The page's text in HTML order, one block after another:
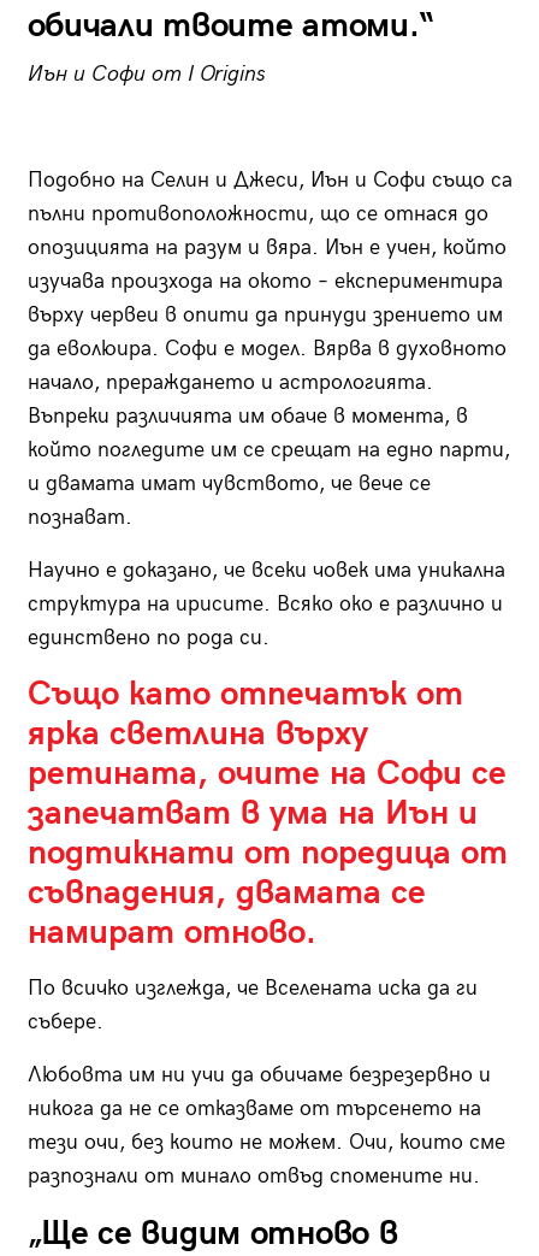
обичали твоите атоми.“
Иън и Софи от I Origins
Подобно на Селин и Джеси, Иън и Софи също са
пълни противоположности, що се отнася до
опозицията на разум и вяра. Иън е учен, който
изучава произхода на окото – експериментира
върху червеи в опити да принуди зрението им
да еволюира. Софи е модел. Вярва в духовното
начало, прераждането и астрологията.
Въпреки различията им обаче в момента, в
който погледите им се срещат на едно парти,
и двамата имат чувството, че вече се
познават.
Научно е доказано, че всеки човек има уникална
структура на ирисите. Всяко око е различно и
единствено по рода си.
Също като отпечатък от
ярка светлина върху
ретината, очите на Софи се
запечатват в ума на Иън и
подтикнати от поредица от
съвпадения, двамата се
намират отново.
По всичко изглежда, че Вселената иска да ги
събере.
Любовта им ни учи да обичаме безрезервно и
никога да не се отказваме от търсенето на
тези очи, без които не можем. Очи, които сме
разпознали от минало отвъд спомените ни.
„Ще се видим отново в